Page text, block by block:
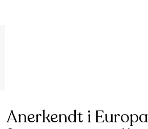
Anerkendt i Europa